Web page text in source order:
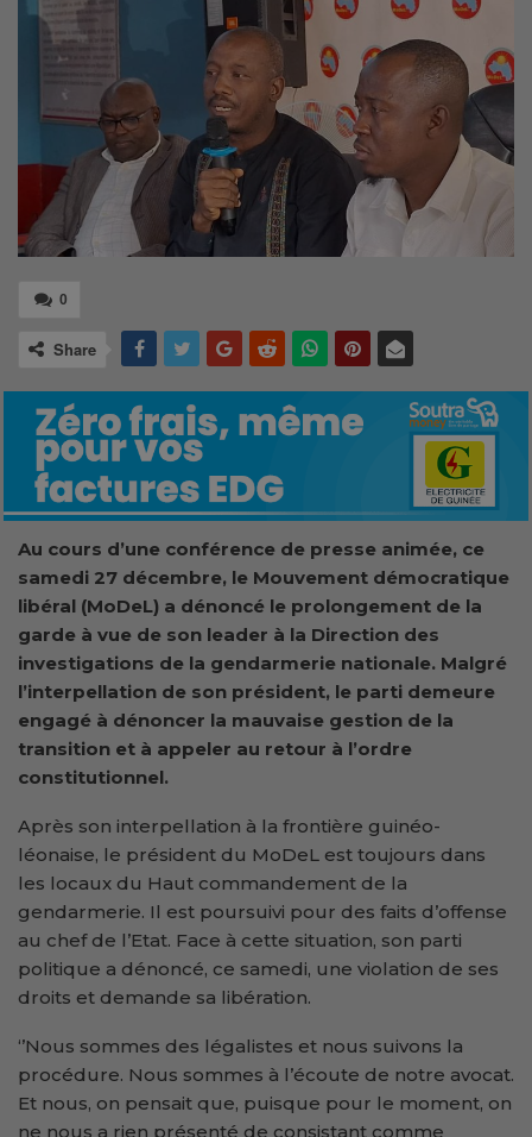
0
Share
Au cours d’une conférence de presse animée, ce
samedi 27 décembre, le Mouvement démocratique
libéral (MoDeL) a dénoncé le prolongement de la
garde à vue de son leader à la Direction des
investigations de la gendarmerie nationale. Malgré
l’interpellation de son président, le parti demeure
engagé à dénoncer la mauvaise gestion de la
transition et à appeler au retour à l’ordre
constitutionnel.
Après son interpellation à la frontière guinéo-
léonaise, le président du MoDeL est toujours dans
les locaux du Haut commandement de la
gendarmerie. Il est poursuivi pour des faits d’offense
au chef de l’Etat. Face à cette situation, son parti
politique a dénoncé, ce samedi, une violation de ses
droits et demande sa libération.
‘’Nous sommes des légalistes et nous suivons la
procédure. Nous sommes à l’écoute de notre avocat.
Et nous, on pensait que, puisque pour le moment, on
ne nous a rien présenté de consistant comme